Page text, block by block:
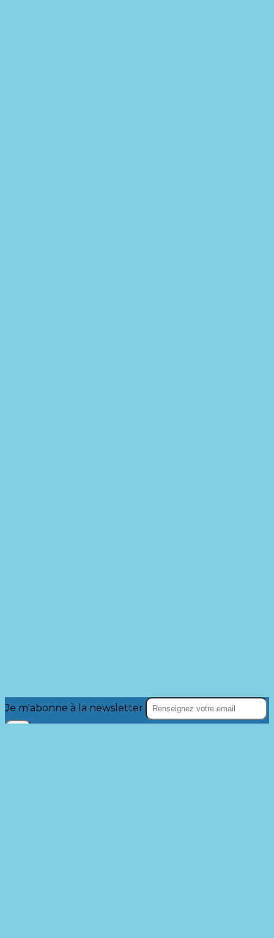
Je m'abonne à la newsletter